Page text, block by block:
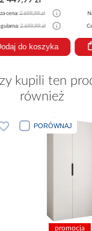
Najniższa cena: 2
Cena regularna: 2
Dodaj do
kupili ten
również
PORÓWNAJ
promocja